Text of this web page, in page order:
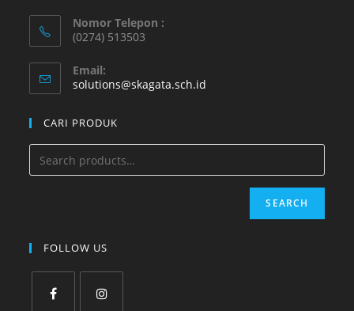
Nomor Telepon :
(0274) 513503
Email:
solutions@skagata.sch.id
CARI PRODUK
SEARCH
FOLLOW US